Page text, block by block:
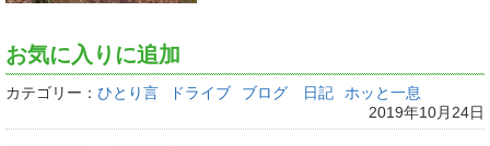
お気に入りに追加
カテゴリー： ひとり言 ドライブ ブログ 日記
ホッと一息
2019年10月24日